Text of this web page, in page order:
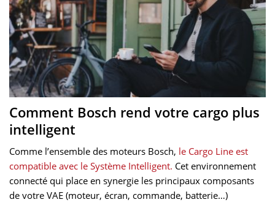
Comment Bosch rend votre cargo plus
intelligent
Comme l’ensemble des moteurs Bosch, le Cargo Line est
compatible avec le Système Intelligent. Cet environnement
connecté qui place en synergie les principaux composants
de votre VAE (moteur, écran, commande, batterie…)